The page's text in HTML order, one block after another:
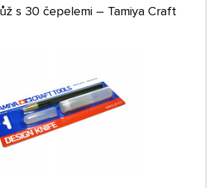
s 30 čepelemi – Tamiya Craft